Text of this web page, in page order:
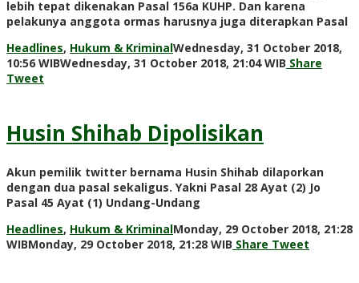
lebih tepat dikenakan Pasal 156a KUHP. Dan karena
pelakunya anggota ormas harusnya juga diterapkan Pasal
Headlines, Hukum & KriminalWednesday, 31 October 2018,
10:56 WIBWednesday, 31 October 2018, 21:04 WIB by
Share
Tweet
Husin Shihab Dipolisikan
Akun pemilik twitter bernama Husin Shihab dilaporkan
dengan dua pasal sekaligus. Yakni Pasal 28 Ayat (2) Jo
Pasal 45 Ayat (1) Undang-Undang
Headlines, Hukum & KriminalMonday, 29 October 2018, 21:28
WIBMonday, 29 October 2018, 21:28 WIB by
Share Tweet